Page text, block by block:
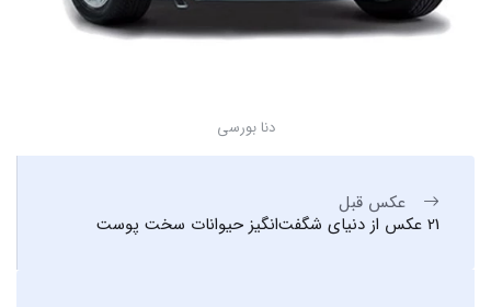
دنا بورسی
عکس قبل
21 عکس از دنیای شگفت‌انگیز حیوانات سخت پوست